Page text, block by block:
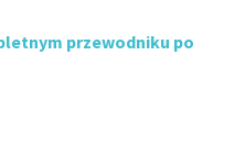
przewodniku po